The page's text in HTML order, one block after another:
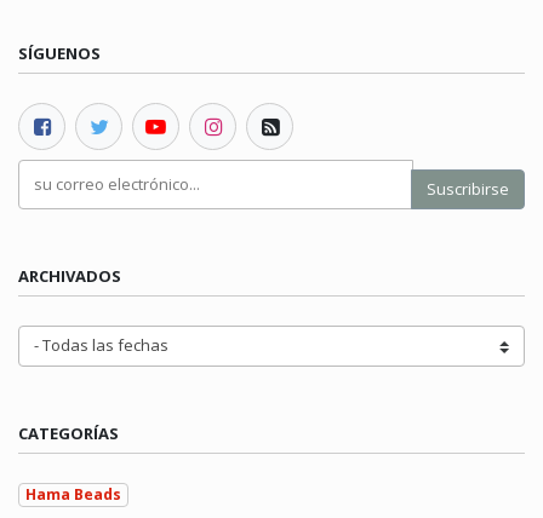
SÍGUENOS
Suscribirse
ARCHIVADOS
CATEGORÍAS
Hama Beads